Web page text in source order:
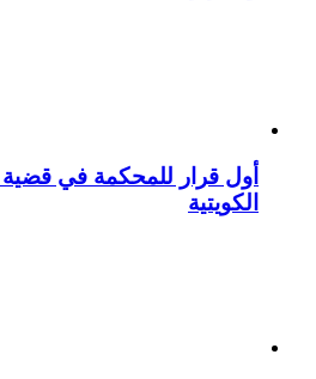
أول قرار للمحكمة في
الكويتية